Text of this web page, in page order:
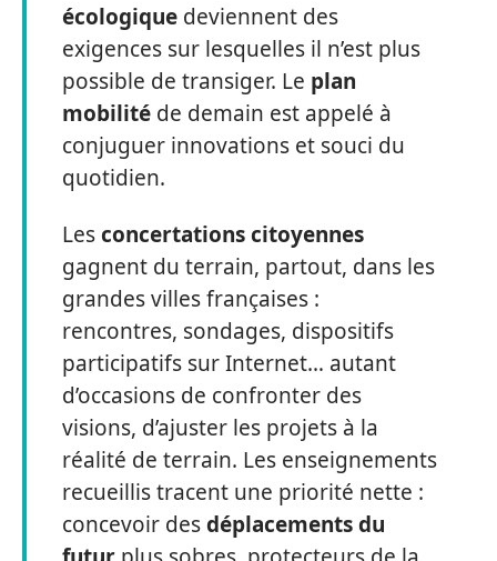
écologique deviennent des
exigences sur lesquelles il n’est plus
possible de transiger. Le plan
mobilité de demain est appelé à
conjuguer innovations et souci du
quotidien.
Lesconcertations citoyennes
gagnent du terrain, partout, dans les
grandes villes françaises :
rencontres, sondages, dispositifs
participatifs sur Internet… autant
d’occasions de confronter des
visions, d’ajuster les projets à la
réalité de terrain. Les enseignements
recueillis tracent une priorité nette :
concevoir desdéplacements du